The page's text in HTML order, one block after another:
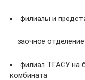
филиалы и
заочное
филиал ТГАСУ на
комбината